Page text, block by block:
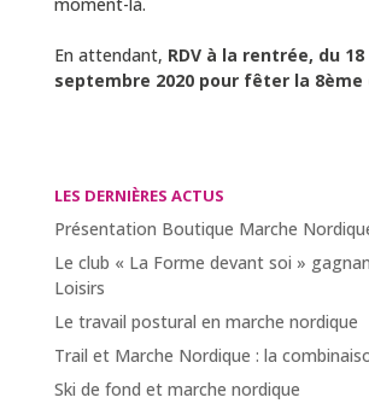
En attendant, RDV à la rentrée, du 18
septembre 2020 pour fêter la 8ème
LES DERNIÈRES ACTUS
Présentation Boutique Marche
Le club « La Forme devant soi »
Loisirs
Le travail postural en marche nordique
Trail et Marche Nordique : la
Ski de fond et marche nordique